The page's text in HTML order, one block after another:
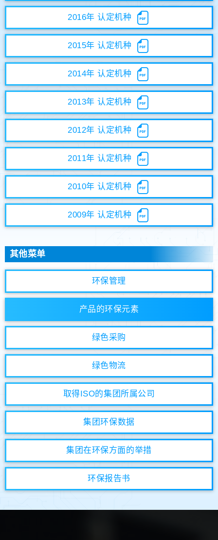
2016年 认定机种
2015年 认定机种
2014年 认定机种
2013年 认定机种
2012年 认定机种
2011年 认定机种
2010年 认定机种
2009年 认定机种
其他菜单
环保管理
产品的环保元素
绿色采购
绿色物流
取得ISO的集团所属公司
集团环保数据
集团在环保方面的举措
环保报告书